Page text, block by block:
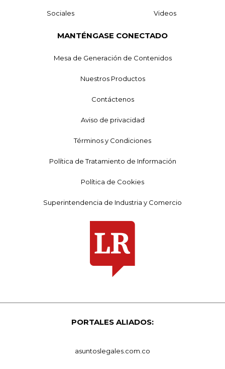
Sociales Videos
MANTÉNGASE CONECTADO
Mesa de Generación de Contenidos
Nuestros Productos
Contáctenos
Aviso de privacidad
Términos y Condiciones
Política de Tratamiento de Información
Política de Cookies
Superintendencia de Industria y Comercio
PORTALES ALIADOS:
asuntoslegales.com.co